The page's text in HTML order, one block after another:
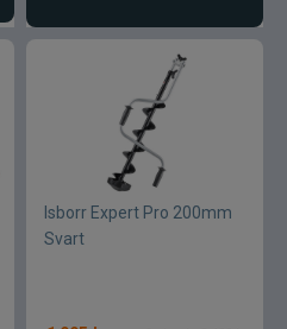
Isborr Expert Pro 200mm
Svart